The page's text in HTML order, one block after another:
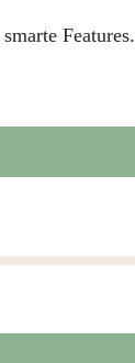
Features.